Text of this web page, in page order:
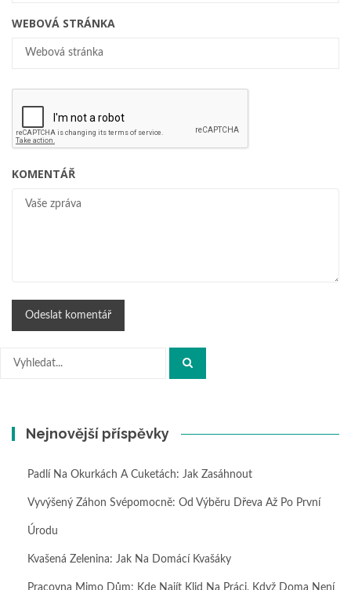
WEBOVÁ STRÁNKA
KOMENTÁŘ
Nejnovější příspěvky
Padlí Na Okurkách A Cuketách: Jak Zasáhnout
Vyvýšený Záhon Svépomocně: Od Výběru Dřeva Až Po První
Úrodu
Kvašená Zelenina: Jak Na Domácí Kvašáky
Pracovna Mimo Dům: Kde Najít Klid Na Práci, Když Doma Není